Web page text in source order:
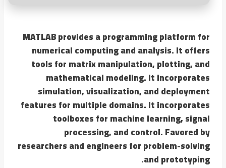
MATLAB provides a programming platform for
numerical computing and analysis. It offers
tools for matrix manipulation, plotting, and
mathematical modeling. It incorporates
simulation, visualization, and deployment
features for multiple domains. It incorporates
toolboxes for machine learning, signal
processing, and control. Favored by
researchers and engineers for problem-solving
and prototyping.